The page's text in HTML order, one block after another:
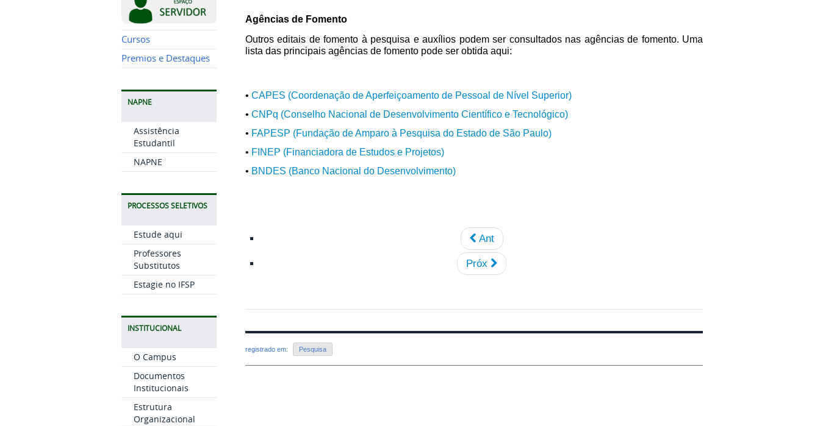
Cursos
Premios e Destaques
NAPNE
Assistência
Estudantil
NAPNE
PROCESSOS SELETIVOS
Estude aqui
Professores
Substitutos
Estagie no IFSP
INSTITUCIONAL
O Campus
Documentos
Institucionais
Estrutura
Organizacional
Agências de Fomento
Outros editais de fomento à pesquisa e auxílios podem ser consultados nas agências de fomento. Uma
lista das principais agências de fomento pode ser obtida aqui:
• CAPES (Coordenação de Aperfeiçoamento de Pessoal de Nível Superior)
• CNPq (Conselho Nacional de Desenvolvimento Científico e Tecnológico)
• FAPESP (Fundação de Amparo à Pesquisa do Estado de São Paulo)
• FINEP (Financiadora de Estudos e Projetos)
• BNDES (Banco Nacional do Desenvolvimento)
Ant
Próx
registrado em: Pesquisa